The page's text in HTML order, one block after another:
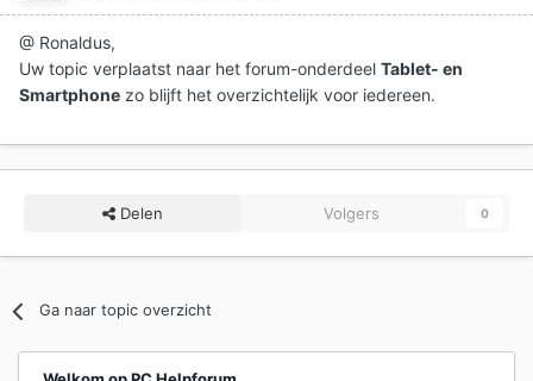
@ Ronaldus,
Uw topic verplaatst naar het forum-onderdeel Tablet- en
Smartphone zo blijft het overzichtelijk voor iedereen.
Delen Volgers 0
Ga naar topic overzicht